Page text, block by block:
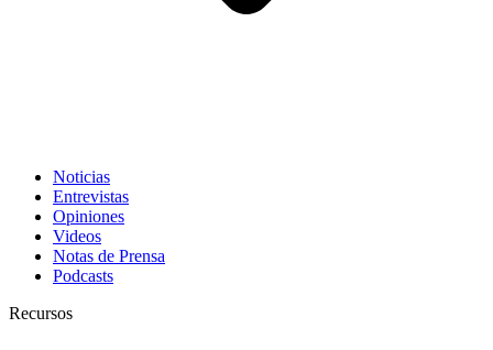
Noticias
Entrevistas
Opiniones
Videos
Notas de Prensa
Podcasts
Recursos